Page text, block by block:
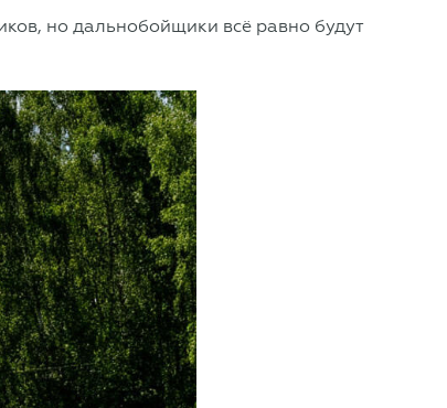
но дальнобойщики всё равно будут